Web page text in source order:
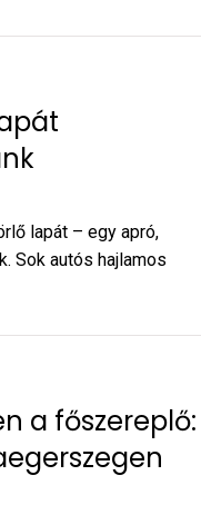
lapát – egy apró,
Sok autós hajlamos
a főszereplő: